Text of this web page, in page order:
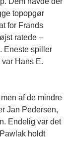
topopgør
for Frands
ratede –
Eneste spiller
Hans E.
af de mindre
Jan Pedersen,
Endelig var det
holdt